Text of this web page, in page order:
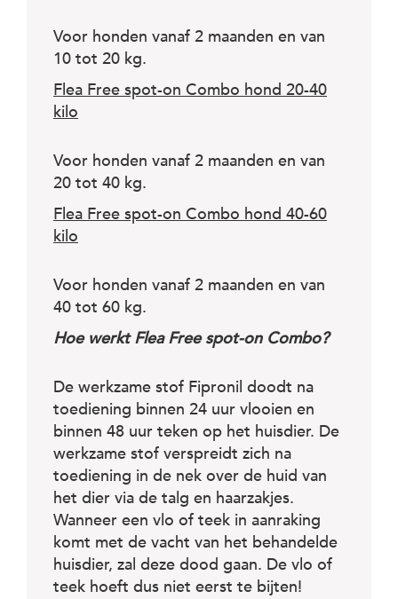
Voor honden vanaf 2 maanden en van
10 tot 20 kg.
Flea Free spot-on Combo hond 20-40
kilo
Voor honden vanaf 2 maanden en van
20 tot 40 kg.
Flea Free spot-on Combo hond 40-60
kilo
Voor honden vanaf 2 maanden en van
40 tot 60 kg.
Hoe werkt Flea Free spot-on Combo?
De werkzame stof Fipronil doodt na
toediening binnen 24 uur vlooien en
binnen 48 uur teken op het huisdier. De
werkzame stof verspreidt zich na
toediening in de nek over de huid van
het dier via de talg en haarzakjes.
Wanneer een vlo of teek in aanraking
komt met de vacht van het behandelde
huisdier, zal deze dood gaan. De vlo of
teek hoeft dus niet eerst te bijten!